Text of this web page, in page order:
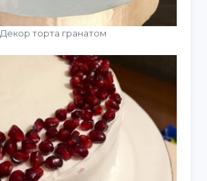
Декор торта гранатом